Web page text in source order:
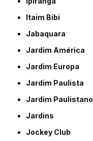
Itaim Bibi
Jabaquara
Jardim América
Jardim Europa
Jardim Paulista
Jardim Paulistano
Jardins
Jockey Club